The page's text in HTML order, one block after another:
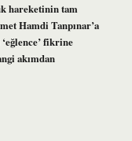
hareketinin tam
Hamdi Tanpınar’a
fikrine
akımdan